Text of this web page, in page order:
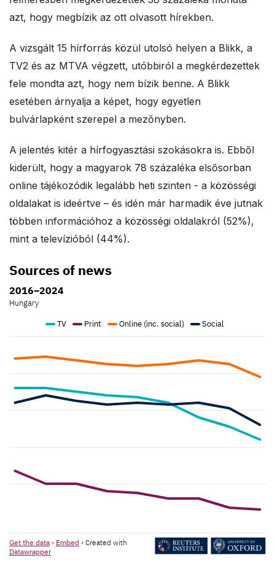
azt, hogy megbízik az ott olvasott hírekben.
A vizsgált 15 hírforrás közül utolsó helyen a Blikk, a
TV2 és az MTVA végzett, utóbbiról a megkérdezettek
fele mondta azt, hogy nem bízik benne. A Blikk
esetében árnyalja a képet, hogy egyetlen
bulvárlapként szerepel a mezőnyben.
A jelentés kitér a hírfogyasztási szokásokra is. Ebből
kiderült, hogy a magyarok 78 százaléka elsősorban
online tájékozódik legalább heti szinten - a közösségi
oldalakat is ideértve – és idén már harmadik éve jutnak
többen információhoz a közösségi oldalakról (52%),
mint a televízióból (44%).